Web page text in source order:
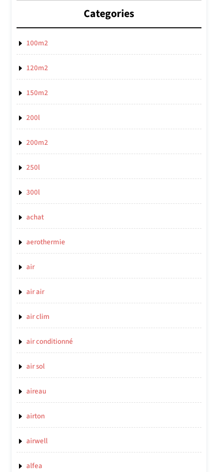
Categories
100m2
120m2
150m2
200l
200m2
250l
300l
achat
aerothermie
air
air air
air clim
air conditionné
air sol
aireau
airton
airwell
alfea